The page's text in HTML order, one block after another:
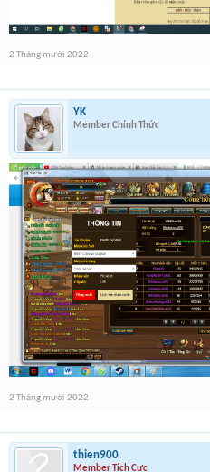
2 Tháng mười 2022
YK
Member Chính Thức
2 Tháng mười 2022
thien900
Member Tích Cực